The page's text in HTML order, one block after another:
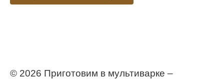
© 2026 Приготовим в мультиварке –